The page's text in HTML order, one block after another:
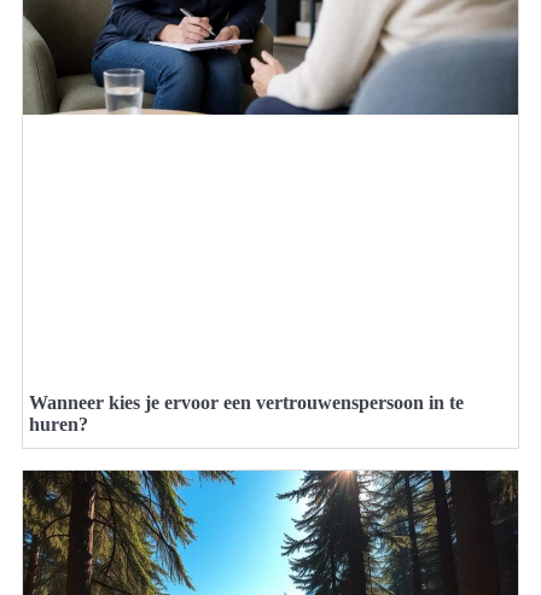
Wanneer kies je ervoor een vertrouwenspersoon in te
huren?